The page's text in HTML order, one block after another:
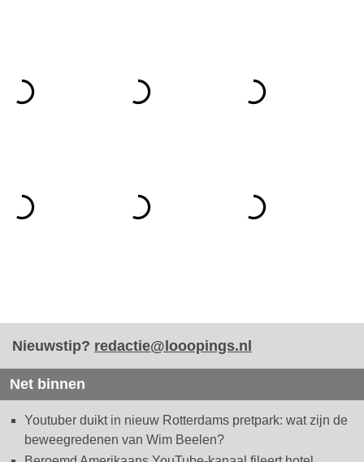
Nieuwstip? redactie@looopings.nl
Net binnen
Youtuber duikt in nieuw Rotterdams pretpark: wat zijn de
beweegredenen van Wim Beelen?